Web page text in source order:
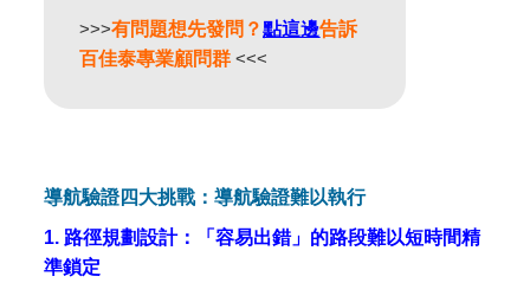
>>>有問題想先發問？點這邊告訴
百佳泰專業顧問群 <<<
導航驗證四大挑戰：導航驗證難以執行
1. 路徑規劃設計：「容易出錯」的路段難以短時間精
準鎖定